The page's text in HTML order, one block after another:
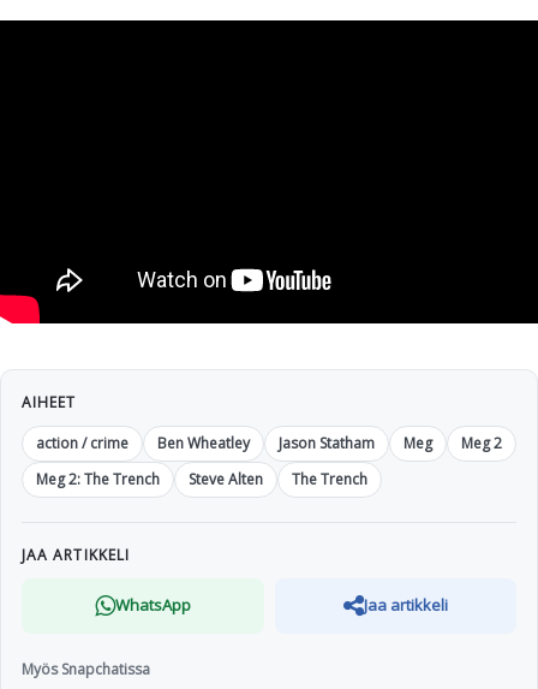
AIHEET
action / crime
Ben Wheatley Jason Statham Meg
Meg 2
Meg 2: The Trench
Steve Alten The Trench
JAA ARTIKKELI
WhatsApp Jaa artikkeli
Myös Snapchatissa